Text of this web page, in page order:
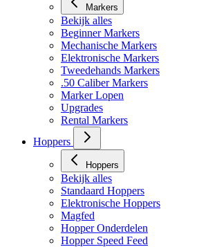
Markers
Bekijk alles
Beginner Markers
Mechanische Markers
Elektronische Markers
Tweedehands Markers
.50 Caliber Markers
Marker Lopen
Upgrades
Rental Markers
Hoppers
Hoppers
Bekijk alles
Standaard Hoppers
Elektronische Hoppers
Magfed
Hopper Onderdelen
Hopper Speed Feed